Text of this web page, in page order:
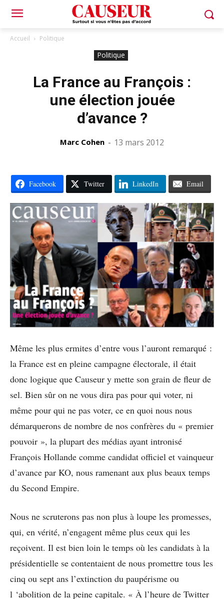
Accueil Politique
Politique
La France au François :
une élection jouée
d’avance ?
Marc Cohen - 13 mars 2012
Facebook Twitter LinkedIn Email
Même les plus ermites d’entre vous l’auront remarqué :
la France est en pleine campagne électorale, il était
donc logique que Causeur y mette son grain de fleur de
sel. Bien sûr on ne vous dira pas pour qui voter, ni
même pour qui ne pas voter, ce en quoi nous nous
démarquerons de nombre de nos confrères du « premier
pouvoir », la plupart des médias ayant intronisé
François Hollande comme candidat officiel et vainqueur
d’avance par KO, nous ramenant aux plus beaux temps
du Second Empire.
Nous ne scruterons pas non plus à loupe les promesses,
qui, en vérité, n’engagent même plus ceux qui les
reçoivent. Il est bien loin le temps où les candidats à la
présidentielle se contentaient de nous promettre tous les
cinq ou sept ans l’extinction du paupérisme ou
l ‘abolition de la peine capitale. « À l’heure de Twitter